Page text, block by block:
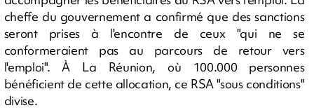
cheffe du gouvernement a confirmé que des sanctions
seront prises à l'encontre de ceux "qui ne se
conformeraient pas au parcours de retour vers
l'emploi". À La Réunion, où 100.000 personnes
bénéficient de cette allocation, ce RSA "sous conditions"
divise.